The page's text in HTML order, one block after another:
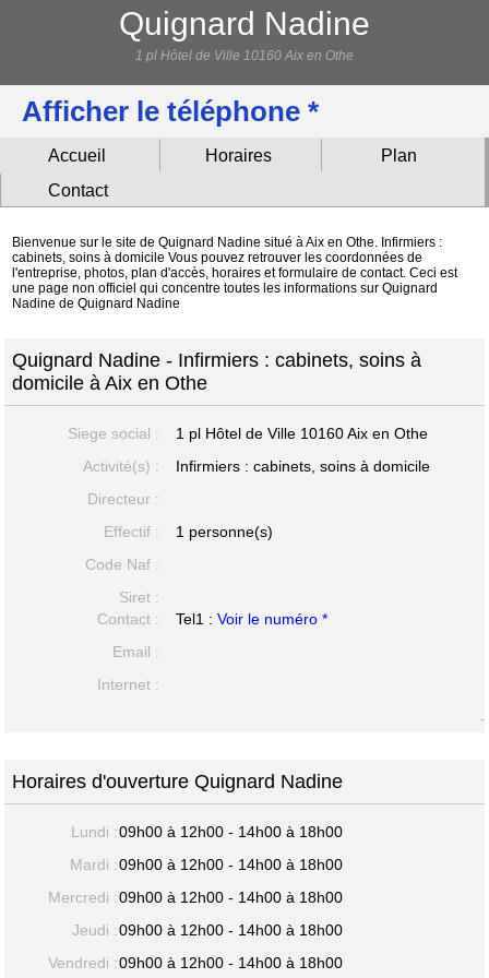
Quignard Nadine
1 pl Hôtel de Ville 10160 Aix en Othe
Afficher le téléphone *
Accueil Horaires
Plan
Contact
Bienvenue sur le site de Quignard Nadine situé à Aix en Othe. Infirmiers :
cabinets, soins à domicile Vous pouvez retrouver les coordonnées de
l'entreprise, photos, plan d'accès, horaires et formulaire de contact. Ceci est
une page non officiel qui concentre toutes les informations sur Quignard
Nadine de Quignard Nadine
Quignard Nadine - Infirmiers : cabinets, soins à
domicile à Aix en Othe
Siege social : 1 pl Hôtel de Ville 10160 Aix en Othe
Activité(s) :
Infirmiers : cabinets, soins à domicile
Directeur :
Effectif :
1 personne(s)
Code Naf :
Siret :
Contact :
Tel1 :Voir le numéro *
Email :
Internet :
-
Horaires d'ouverture Quignard Nadine
Lundi :09h00 à 12h00 - 14h00 à 18h00
Mardi :09h00 à 12h00 - 14h00 à 18h00
Mercredi :09h00 à 12h00 - 14h00 à 18h00
Jeudi :09h00 à 12h00 - 14h00 à 18h00
Vendredi :09h00 à 12h00 - 14h00 à 18h00